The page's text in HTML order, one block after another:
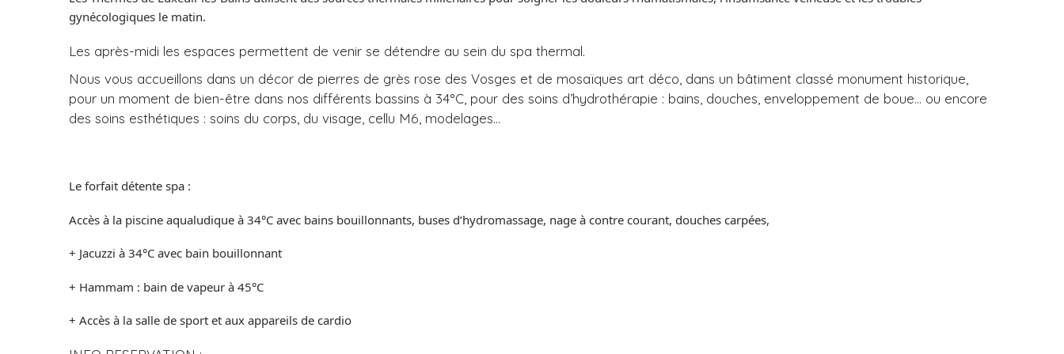
gynécologiques le matin.
Les après-midi les espaces permettent de venir se détendre au sein du spa thermal.
Nous vous accueillons dans un décor de pierres de grès rose des Vosges et de mosaïques art déco, dans un bâtiment classé monument historique,
pour un moment de bien-être dans nos différents bassins à 34°C, pour des soins d’hydrothérapie : bains, douches, enveloppement de boue… ou encore
des soins esthétiques : soins du corps, du visage, cellu M6, modelages…
Le forfait détente spa :
Accès à la piscine aqualudique à 34°C avec bains bouillonnants, buses d’hydromassage, nage à contre courant, douches carpées,
+ Jacuzzi à 34°C avec bain bouillonnant
+ Hammam : bain de vapeur à 45°C
+ Accès à la salle de sport et aux appareils de cardio